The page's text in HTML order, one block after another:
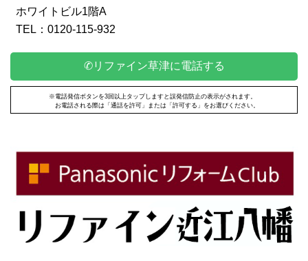
ホワイトビル1階A
TEL：0120-115-932
✆リファイン草津に電話する
※電話発信ボタンを3回以上タップしますと誤発信防止の表示がされます。
お電話される際は「通話を許可」または「許可する」をお選びください。